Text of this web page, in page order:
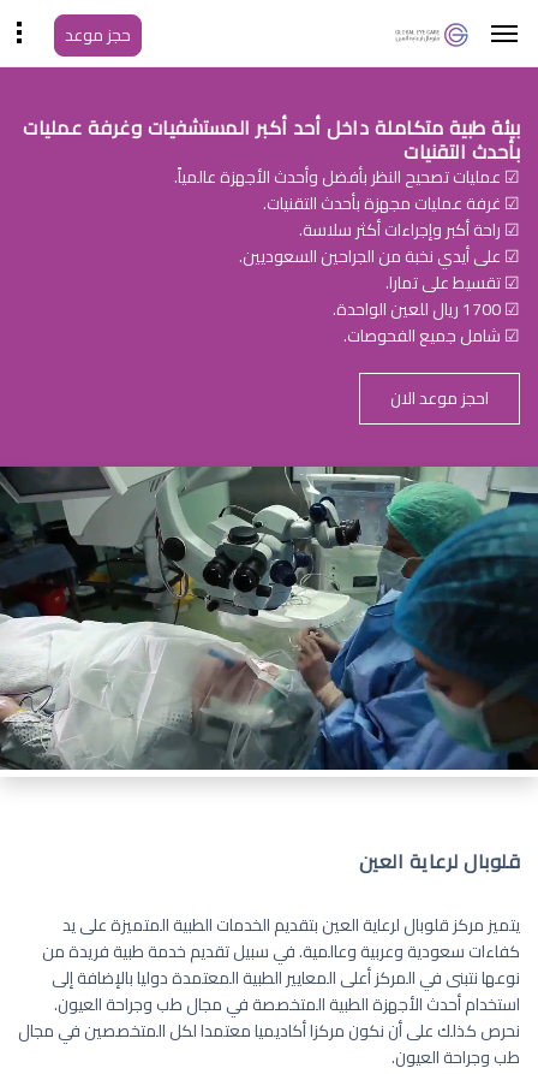
حجز موعد
بيئة طبية متكاملة داخل أحد أكبر المستشفيات وغرفة عمليات
بأحدث التقنيات
☑ عمليات تصحيح النظر بأفضل وأحدث الأجهزة عالمياً.
☑ غرفة عمليات مجهزة بأحدث التقنيات.
☑ راحة أكبر وإجراءات أكثر سلاسة.
☑ على أيدي نخبة من الجراحين السعوديين.
☑ تقسيط على تمارا.
☑ 1700 ريال للعين الواحدة.
☑ شامل جميع الفحوصات.
احجز موعد الان
قلوبال لرعاية العين
يتميز مركز قلوبال لرعاية العين بتقديم الخدمات الطبية المتميزة على يد
كفاءات سعودية وعربية وعالمية. في سبيل تقديم خدمة طبية فريدة من
نوعها نتبنى في المركز أعلى المعايير الطبية المعتمدة دوليا بالإضافة إلى
استخدام أحدث الأجهزة الطبية المتخصصة في مجال طب وجراحة العيون.
نحرص كذلك على أن نكون مركزا أكاديميا معتمدا لكل المتخصصين في مجال
طب وجراحة العيون.